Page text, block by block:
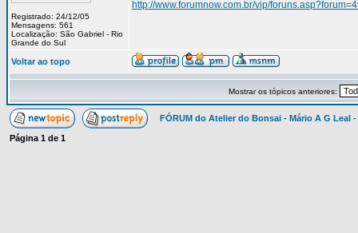
Registrado: 24/12/05
Mensagens: 561
Localização: São Gabriel - Rio
Grande do Sul
http://www.forumnow.com.br/vip/
Voltar ao topo
Mostrar os tópicos anteriores:
FÓRUM do Atelier do Bonsai - Mário A G Leal
Página 1 de 1